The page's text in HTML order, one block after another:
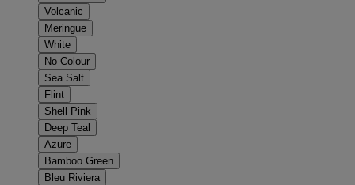
Volcanic
Meringue
White
No Colour
Sea Salt
Flint
Shell Pink
Deep Teal
Azure
Bamboo Green
Bleu Riviera